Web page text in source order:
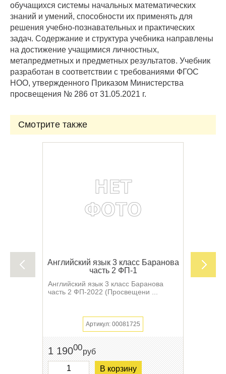
обучащихся системы начальных математических
знаний и умений, способности их применять для
решения учебно-познавательных и практических
задач. Содержание и структура учебника направлены
на достижение учащимися личностных,
метапредметных и предметных результатов. Учебник
разработан в соответствии с требованиями ФГОС
НОО, утвержденного Приказом Министерства
просвещения № 286 от 31.05.2021 г.
Смотрите также
Английский язык 3 класс Баранова
часть 2 ФП-1
Английский язык 3 класс Баранова
часть 2 ФП-2022 (Просвещени ...
Артикул: 00081725
1 19000руб
В корзину